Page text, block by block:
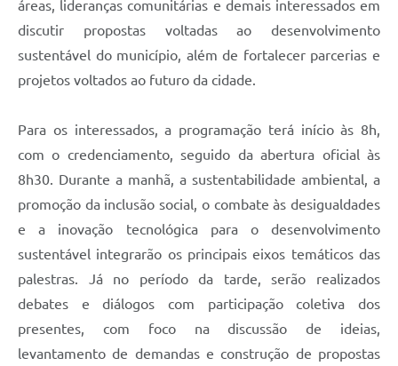
áreas, lideranças comunitárias e demais interessados em
discutir propostas voltadas ao desenvolvimento
sustentável do município, além de fortalecer parcerias e
projetos voltados ao futuro da cidade.
Para os interessados, a programação terá início às 8h,
com o credenciamento, seguido da abertura oficial às
8h30. Durante a manhã, a sustentabilidade ambiental, a
promoção da inclusão social, o combate às desigualdades
e a inovação tecnológica para o desenvolvimento
sustentável integrarão os principais eixos temáticos das
palestras. Já no período da tarde, serão realizados
debates e diálogos com participação coletiva dos
presentes, com foco na discussão de ideias,
levantamento de demandas e construção de propostas